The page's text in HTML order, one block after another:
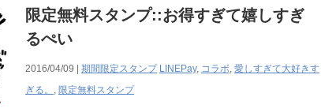
限定無料スタンプ::お得すぎて嬉しすぎ
るぺい
2016/04/09 | 期間限定スタンプ LINEPay, コラボ, 愛しすぎて大好きす
ぎる。 , 限定無料スタンプ